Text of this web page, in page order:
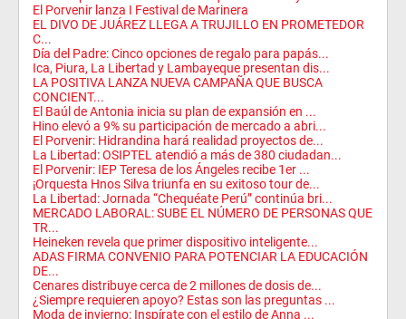
El Porvenir lanza I Festival de Marinera
EL DIVO DE JUÁREZ LLEGA A TRUJILLO EN PROMETEDOR
C...
Día del Padre: Cinco opciones de regalo para papás...
Ica, Piura, La Libertad y Lambayeque presentan dis...
LA POSITIVA LANZA NUEVA CAMPAÑA QUE BUSCA
CONCIENT...
El Baúl de Antonia inicia su plan de expansión en ...
Hino elevó a 9% su participación de mercado a abri...
El Porvenir: Hidrandina hará realidad proyectos de...
La Libertad: OSIPTEL atendió a más de 380 ciudadan...
El Porvenir: IEP Teresa de los Ángeles recibe 1er ...
¡Orquesta Hnos Silva triunfa en su exitoso tour de...
La Libertad: Jornada “Chequéate Perú” continúa bri...
MERCADO LABORAL: SUBE EL NÚMERO DE PERSONAS QUE
TR...
Heineken revela que primer dispositivo inteligente...
ADAS FIRMA CONVENIO PARA POTENCIAR LA EDUCACIÓN
DE...
Cenares distribuye cerca de 2 millones de dosis de...
¿Siempre requieren apoyo? Estas son las preguntas ...
Moda de invierno: Inspírate con el estilo de Anna ...